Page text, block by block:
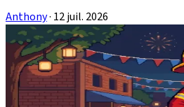
Anthony· 12 juil. 2026